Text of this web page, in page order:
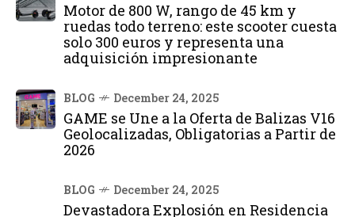
Motor de 800 W, rango de 45 km y
ruedas todo terreno: este scooter cuesta
solo 300 euros y representa una
adquisición impresionante
BLOG December 24, 2025
GAME se Une a la Oferta de Balizas V16
Geolocalizadas, Obligatorias a Partir de
2026
BLOG December 24, 2025
Devastadora Explosión en Residencia